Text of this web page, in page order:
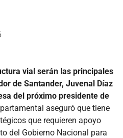
vial serán las principales
de Santander, Juvenal Díaz
del próximo presidente de
aseguró que tiene
que requieren apoyo
del Gobierno Nacional para